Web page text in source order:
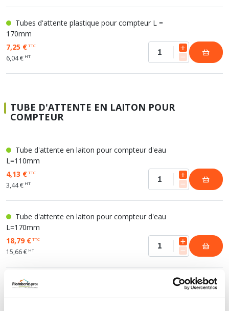
Tubes d'attente plastique pour compteur L =
170mm
7,25 €TTC
6,04 € HT
TUBE D'ATTENTE EN LAITON POUR
COMPTEUR
Tube d'attente en laiton pour compteur d'eau
L=110mm
4,13 €TTC
3,44 € HT
Tube d'attente en laiton pour compteur d'eau
L=170mm
18,79 €TTC
15,66 € HT
FILTRE LAITON À TAMIS INOX